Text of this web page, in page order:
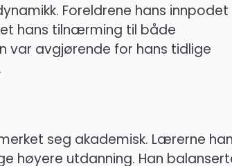
Foreldrene hans innpodet
hans tilnærming til både
var avgjørende for hans tidlige
seg akademisk. Lærerne
høyere utdanning. Han